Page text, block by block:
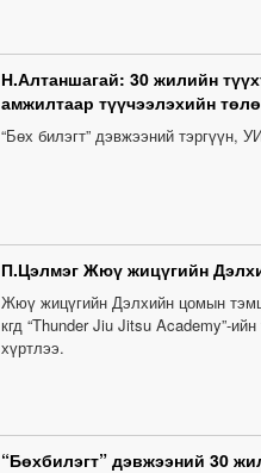
Н.Алтаншагай: 30 жилийн
амжилтаар түүчээлэхийн
“Бөх билэгт” дэвжээний тэргүүн,
П.Цэлмэг Жюү жицүгийн
Жюү жицүгийн Дэлхийн цомын
кгд “Thunder Jiu Jitsu Academy”-
хүртлээ.
“Бөхбилэгт” дэвжээний 30